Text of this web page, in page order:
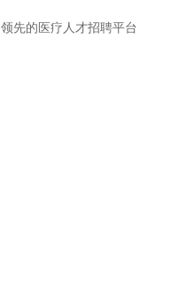
领先的医疗人才招聘平台